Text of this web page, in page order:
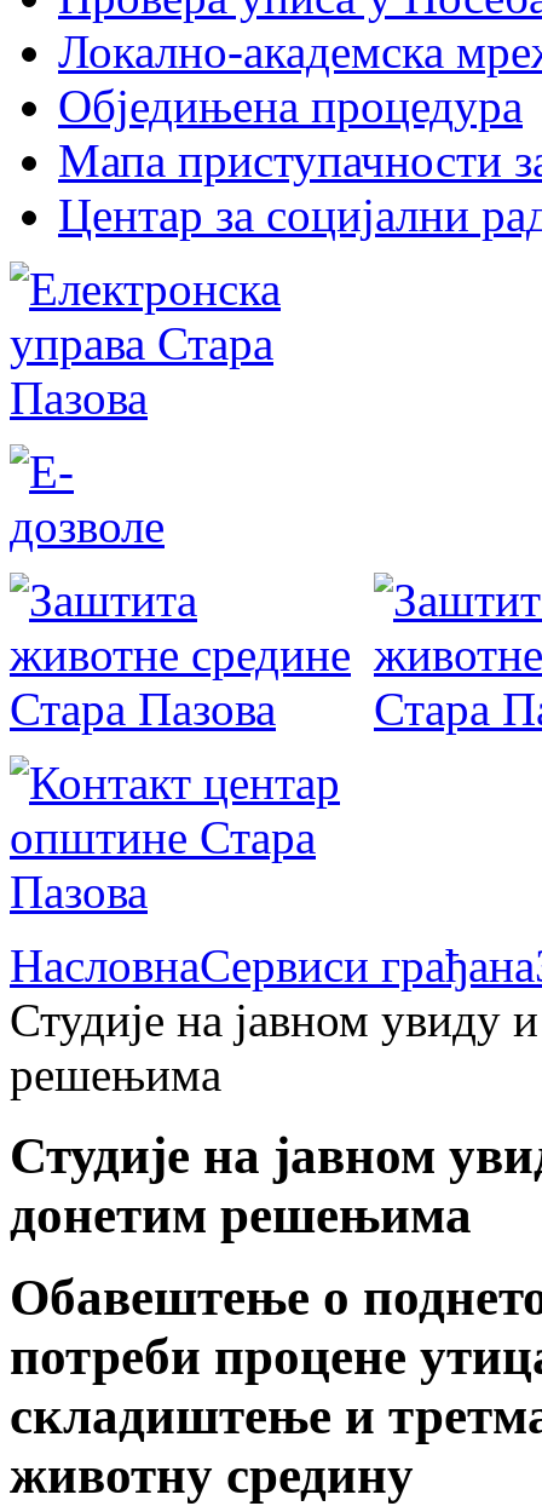
Локално-академска
Обједињена процедура
Мапа приступачности
Центар за социјални
НасловнаСервиси грађана
Студије на јавном увиду
решењима
Студије на јавном
донетим решењима
Обавештење о
потреби процене
складиштење и
животну средину